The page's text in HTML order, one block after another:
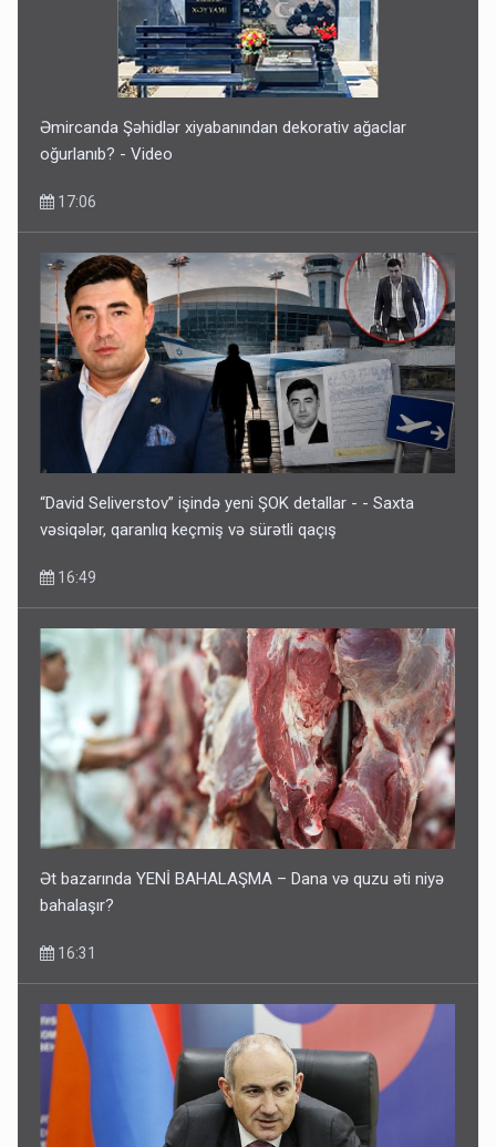
Əmircanda Şəhidlər xiyabanından dekorativ ağaclar
oğurlanıb? - Video
17:06
“David Seliverstov” işində yeni ŞOK detallar - - Saxta
vəsiqələr, qaranlıq keçmiş və sürətli qaçış
16:49
Ət bazarında YENİ BAHALAŞMA – Dana və quzu əti niyə
bahalaşır?
16:31